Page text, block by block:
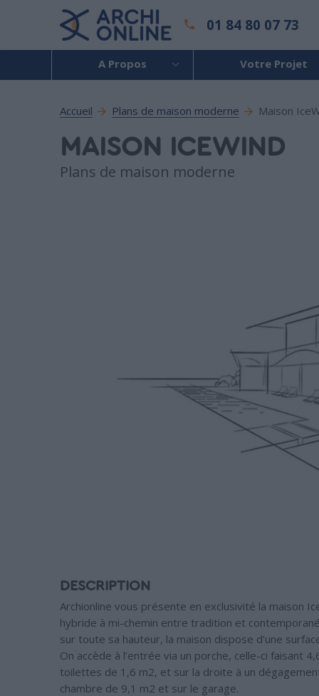
01 84 80 07 73
A Propos Votre Projet
Accueil Plans de maison moderne Maison
MAISON ICEWIND
Plans de maison moderne
DESCRIPTION
Archionline vous présente en exclusivité la maison
hybride à mi-chemin entre tradition et
sur toute sa hauteur, la maison dispose d’une
On accède à l’entrée via un porche, celle-ci faisant
toilettes de 1,6 m2, et sur la droite à un
chambre de 9,1 m2 et sur le garage.